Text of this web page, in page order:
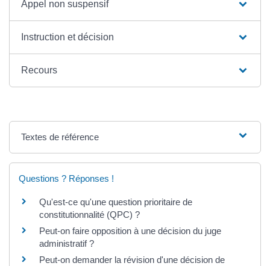
Appel non suspensif
Instruction et décision
Recours
Textes de référence
Questions ? Réponses !
Qu'est-ce qu'une question prioritaire de
constitutionnalité (QPC) ?
Peut-on faire opposition à une décision du juge
administratif ?
Peut-on demander la révision d'une décision de